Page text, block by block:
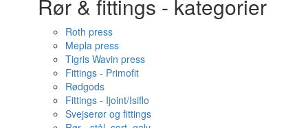
Rør & fittings - kategorier
Roth press
Mepla press
Tigris Wavin press
Fittings - Primofit
Rødgods
Fittings - Ijoint/Isiflo
Svejserør og fittings